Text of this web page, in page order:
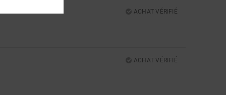
ACHAT VÉRIFIÉ
ACHAT VÉRIFIÉ